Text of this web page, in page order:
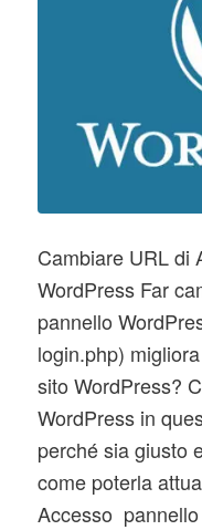
Cambiare URL di
WordPress Far
pannello
login.php)
sito WordPress?
WordPress in
perché sia giusto
come poterla
Accesso